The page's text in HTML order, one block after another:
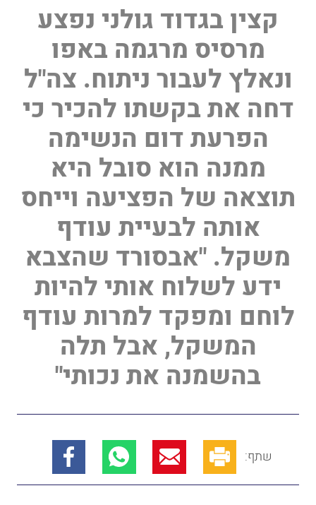
קצין בגדוד גולני נפצע
מרסיס מרגמה באפו
ונאלץ לעבור ניתוח. צה"ל
דחה את בקשתו להכיר כי
הפרעת דום הנשימה
ממנה הוא סובל היא
תוצאה של הפציעה וייחס
אותה לבעיית עודף
משקל. "אבסורד שהצבא
ידע לשלוח אותי להיות
לוחם ומפקד למרות עודף
המשקל, אבל תלה
בהשמנה את נכותי"
שתף: